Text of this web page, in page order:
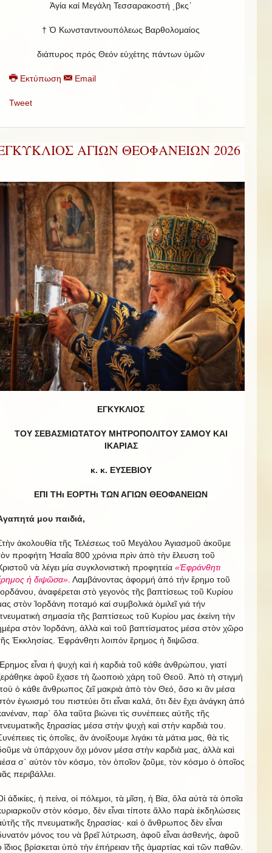
Ἁγία καί Μεγάλη Τεσσαρακοστή ͵βκςʹ
† Ὁ Κωνσταντινουπόλεως Βαρθολομαίος
διάπυρος πρός Θεόν εὐχέτης πάντων ὑμῶν
Εκτύπωση Email
Tweet
ΑΓΙΩΝ ΘΕΟΦΑΝΕΙΩΝ 2026
ΕΓΚΥΚΛΙΟΣ
ΤΟΥ ΣΕΒΑΣΜΙΩΤΑΤΟΥ ΜΗΤΡΟΠΟΛΙΤΟΥ ΣΑΜΟΥ ΚΑΙ
ΙΚΑΡΙΑΣ
κ. κ. ΕΥΣΕΒΙΟΥ
ΕΠΙ ΤΗι ΕΟΡΤΗι ΤΩΝ ΑΓΙΩΝ ΘΕΟΦΑΝΕΙΩΝ
μου παιδιά,
ἀκολουθία τῆς Τελέσεως τοῦ Μεγάλου Ἁγιασμοῦ ἀκοῦμε
προφήτη Ἠσαΐα 800 χρόνια πρὶν ἀπὸ τὴν ἔλευση τοῦ
νὰ λέγει μία συγκλονιστικὴ προφητεία «Ἐφράνθητι
ἡ διψῶσα» . Λαμβάνοντας ἀφορμή ἀπό τήν ἔρημο τοῦ
ἀναφέρεται στὸ γεγονὸς τῆς βαπτίσεως τοῦ Κυρίου
στὸν Ἰορδάνη ποταμό καί συμβολικά ὁμιλεῖ γιά τήν
σημασία τῆς βαπτίσεως τοῦ Κυρίου μας ἐκείνη τὴν
στὸν Ἰορδάνη, ἀλλὰ καὶ τοῦ βαπτίσματος μέσα στὸν χῶρο
Ἐκκλησίας. Ἐφράνθητι λοιπόν ἔρημος ἡ διψῶσα.
εἶναι ἡ ψυχὴ καὶ ἡ καρδιὰ τοῦ κάθε ἀνθρώπου, γιατί
ἀφοῦ ἔχασε τὴ ζωοποιὸ χάρη τοῦ Θεοῦ. Ἀπὸ τὴ στιγμή
ὁ κάθε ἄνθρωπος ζεῖ μακριὰ ἀπὸ τὸν Θεό, ὅσο κι ἂν μέσα
ἐγωισμό του πιστεύει ὅτι εἶναι καλά, ὅτι δὲν ἔχει ἀνάγκη ἀπό
παρ᾿ ὅλα ταῦτα βιώνει τὶς συνέπειες αὐτῆς τῆς
ξηρασίας μέσα στὴν ψυχὴ καὶ στὴν καρδιὰ του.
τὶς ὁποῖες, ἂν ἀνοίξουμε λιγάκι τὰ μάτια μας, θὰ τὶς
νὰ ὑπάρχουν ὄχι μόνον μέσα στὴν καρδιὰ μας, ἀλλὰ καὶ
σ᾿ αὐτὸν τὸν κόσμο, τὸν ὁποῖον ζοῦμε, τὸν κόσμο ὁ ὁποῖος
περιβάλλει.
ἀδικίες, ἡ πείνα, οἱ πόλεμοι, τὰ μῖση, ἡ Βία, ὅλα αὐτὰ τὰ ὁποῖα
στὸν κόσμο, δὲν εἶναι τίποτε ἄλλο παρὰ ἐκδηλώσεις
τῆς πνευματικῆς ξηρασίας· καὶ ὁ ἄνθρωπος δὲν εἶναι
μόνος του νὰ βρεῖ λύτρωση, ἀφοῦ εἶναι ἀσθενής, ἀφοῦ
ἴδιος βρίσκεται ὑπὸ τὴν ἐπήρειαν τῆς ἁμαρτίας καὶ τῶν παθῶν.